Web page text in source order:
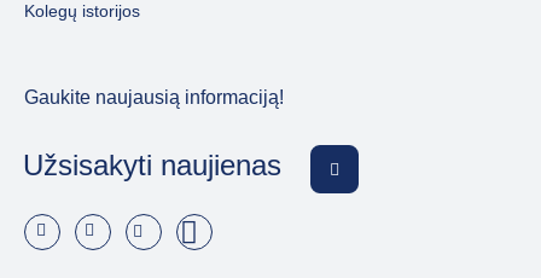
Kolegų istorijos
Gaukite naujausią informaciją!
Užsisakyti naujienas